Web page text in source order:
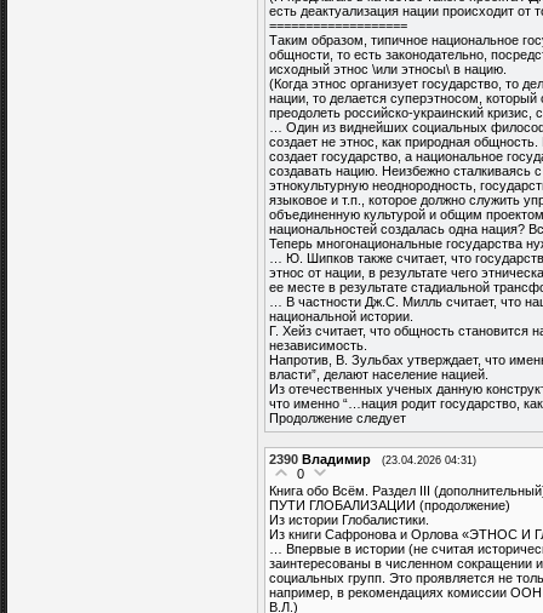
есть деактуализация нации происходит от
===================
Таким образом, типичное национальное
общности, то есть законодательно,
исходный этнос \или этносы\ в нацию.
(Когда этнос организует государство, то
нации, то делается суперэтносом,
преодолеть российско-украинский кризис,
… Один из виднейших социальных
создает не этнос, как природная
создает государство, а национальное
создавать нацию. Неизбежно сталкиваясь
этнокультурную неоднородность,
языковое и т.п., которое должно служить
объединенную культурой и общим
национальностей создалась одна нация?
Теперь многонациональные государства
… Ю. Шипков также считает, что
этнос от нации, в результате чего
ее месте в результате стадиальной
… В частности Дж.С. Милль считает, что
национальной истории.
Г. Хейз считает, что общность становится
независимость.
Напротив, В. Зульбах утверждает, что
власти”, делают население нацией.
Из отечественных ученых данную
что именно “…нация родит государство,
Продолжение следует
2390 Владимир (23.04.2026 04:31)
0
Книга обо Всём. Раздел III
ПУТИ ГЛОБАЛИЗАЦИИ (продолжение)
Из истории Глобалистики.
Из книги Сафронова и Орлова «ЭТНОС
… Впервые в истории (не считая
заинтересованы в численном сокращении
социальных групп. Это проявляется не
например, в рекомендациях комиссии
В.Л.)